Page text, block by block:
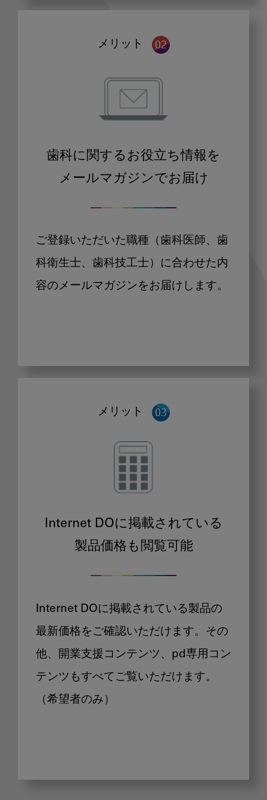
メリット
歯科に関するお役立ち情報を
メールマガジンでお届け
ご登録いただいた職種（歯科医師、歯
科衛生士、歯科技工士）に合わせた内
容のメールマガジンをお届けします。
メリット
Internet DOに掲載されている
製品価格も閲覧可能
Internet DOに掲載されている製品の
最新価格をご確認いただけます。その
他、開業支援コンテンツ、pd専用コン
テンツもすべてご覧いただけます。
（希望者のみ）